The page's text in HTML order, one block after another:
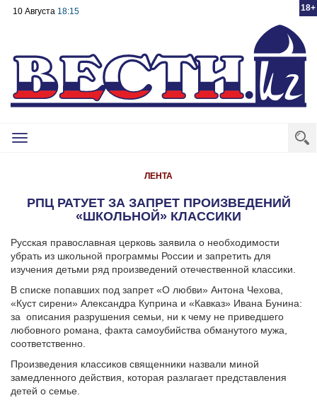
18+
10 Августа 18:15
Toggle
ЛЕНТА
РПЦ РАТУЕТ ЗА ЗАПРЕТ ПРОИЗВЕДЕНИЙ
«ШКОЛЬНОЙ» КЛАССИКИ
Русская православная церковь заявила о необходимости
убрать из школьной программы России и запретить для
изучения детьми ряд произведений отечественной классики.
В списке попавших под запрет «О любви» Антона Чехова,
«Куст сирени» Александра Куприна и «Кавказ» Ивана Бунина:
за описания разрушения семьи, ни к чему не приведшего
любовного романа, факта самоубийства обманутого мужа,
соответственно.
Произведения классиков священники назвали миной
замедленного действия, которая разлагает представления
детей о семье.